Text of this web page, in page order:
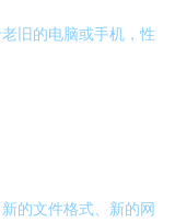
旧的电脑或手机，性
的文件格式、新的网